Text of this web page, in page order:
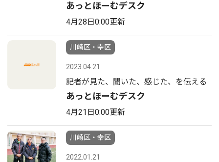
あっとほーむデスク
4月28日0:00更新
川崎区・幸区
2023.04.21
記者が見た、聞いた、感じた、を伝える
あっとほーむデスク
4月21日0:00更新
川崎区・幸区
2022.01.21